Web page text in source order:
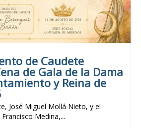
de Caudete
de Gala de la Dama
y Reina de
José Miguel Mollá Nieto, y el
Medina,...